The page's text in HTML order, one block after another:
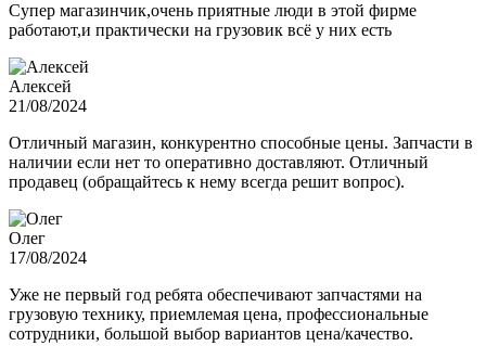
Супер магазинчик,очень приятные люди в этой фирме
работают,и практически на грузовик всё у них есть
Алексей
21/08/2024
Отличный магазин, конкурентно способные цены. Запчасти в
наличии если нет то оперативно доставляют. Отличный
продавец (обращайтесь к нему всегда решит вопрос).
Олег
17/08/2024
Уже не первый год ребята обеспечивают запчастями на
грузовую технику, приемлемая цена, профессиональные
сотрудники, большой выбор вариантов цена/качество.